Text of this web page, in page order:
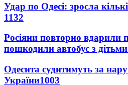
Удар по Одесі: зросла
1132
Росіяни повторно вдарили
пошкодили автобус з дітьми
Одесита судитимуть за
України1003